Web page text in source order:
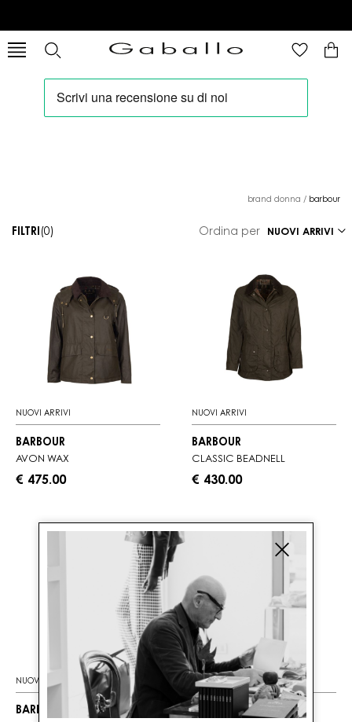
brand donna / barbour
FILTRI (0) Ordina per
NUOVI ARRIVI
BARBOUR
AVON WAX
€ 475.00
NUOVI ARRIVI
BARBOUR
CLASSIC BEADNELL
€ 430.00
NUOVI ARRIVI
BARBOUR
NUOVI ARRIVI
BARBOUR